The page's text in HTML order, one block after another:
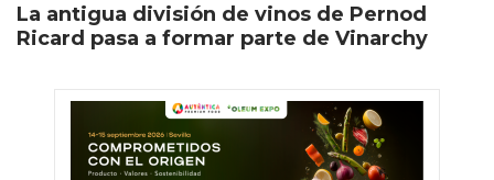
La antigua división de vinos de Pernod
Ricard pasa a formar parte de Vinarchy